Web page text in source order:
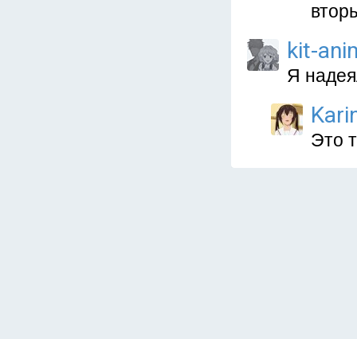
kit-
Я
Это